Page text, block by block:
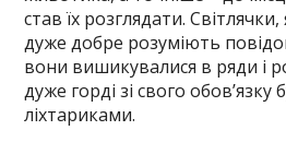
став їх розглядати.
дуже добре розуміють
вони вишикувалися в ряди і
дуже горді зі свого
ліхтариками.